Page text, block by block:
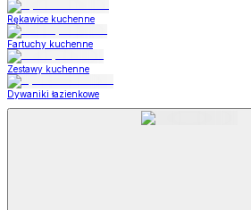
Rękawice kuchenne
Fartuchy kuchenne
Zestawy kuchenne
Dywaniki łazienkowe